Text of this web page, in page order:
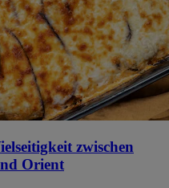
zwischen
Orient